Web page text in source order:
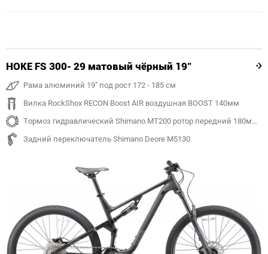
HOKE FS 300- 29 матовый чёрный 19"
Рама алюминий 19" под рост 172 - 185 см
Вилка RockShox RECON Boost AIR воздушная BOOST 140мм
Тормоз гидравлический Shimano MT200 ротор передний 180мм, задний 180 мм
Задний переключатель Shimano Deore M5130